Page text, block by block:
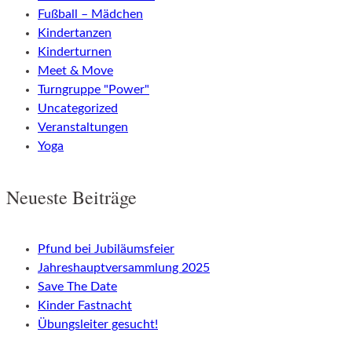
Fußball – Mädchen
Kindertanzen
Kinderturnen
Meet & Move
Turngruppe "Power"
Uncategorized
Veranstaltungen
Yoga
Neueste Beiträge
Pfund bei Jubiläumsfeier
Jahreshauptversammlung 2025
Save The Date
Kinder Fastnacht
Übungsleiter gesucht!